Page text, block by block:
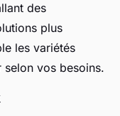
des
plus
les variétés
vos besoins.